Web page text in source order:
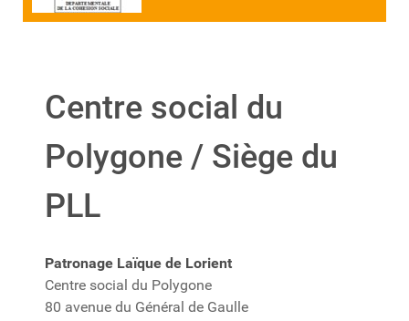
Centre social du
Polygone / Siège du
PLL
Patronage Laïque de Lorient
Centre social du Polygone
80 avenue du Général de Gaulle